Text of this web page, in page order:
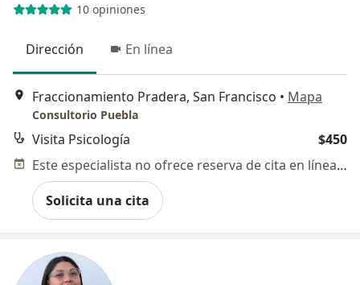
10 opiniones
Dirección En línea
Fraccionamiento Pradera, San Francisco • Mapa
Consultorio Puebla
Visita Psicología
$450
Este especialista no ofrece reserva de cita en línea en esta dirección.
Solicita una cita